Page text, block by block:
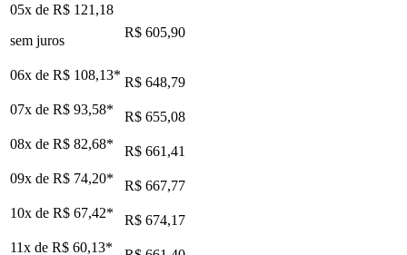
05x de R$ 121,18
sem juros
R$ 605,90
06x de R$ 108,13* R$ 648,79
07x de R$ 93,58*
R$ 655,08
08x de R$ 82,68*
R$ 661,41
09x de R$ 74,20*
R$ 667,77
10x de R$ 67,42*
R$ 674,17
11x de R$ 60,13*